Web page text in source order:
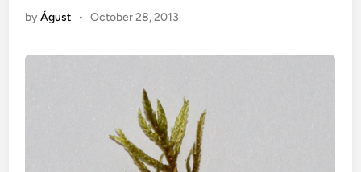
byÁgust • October 28, 2013